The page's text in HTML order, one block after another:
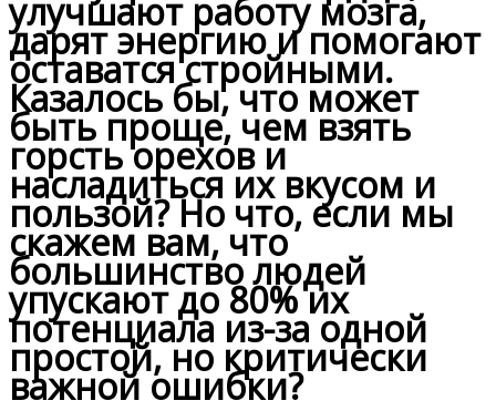
улучшают работу мозга,
дарят энергию и помогают
оставатся стройными.
Казалось бы, что может
быть проще, чем взять
горсть орехов и
насладиться их вкусом и
пользой? Но что, если мы
скажем вам, что
большинство людей
упускают до 80% их
потенциала из-за одной
простой, но критически
важной ошибки?